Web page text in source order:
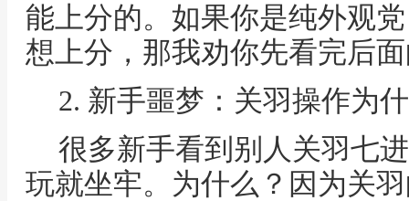
能上分的。如果你是纯外观
想上分，那我劝你先看完后
2. 新手噩梦：关羽操作为
很多新手看到别人关羽七
玩就坐牢。为什么？因为关